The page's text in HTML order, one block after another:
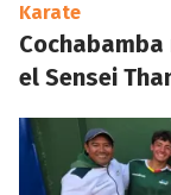
Karate
Cochabamba
el Sensei